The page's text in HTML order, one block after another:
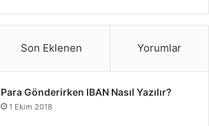
Son Eklenen Yorumlar
Para Gönderirken IBAN Nasıl Yazılır?
1 Ekim 2018